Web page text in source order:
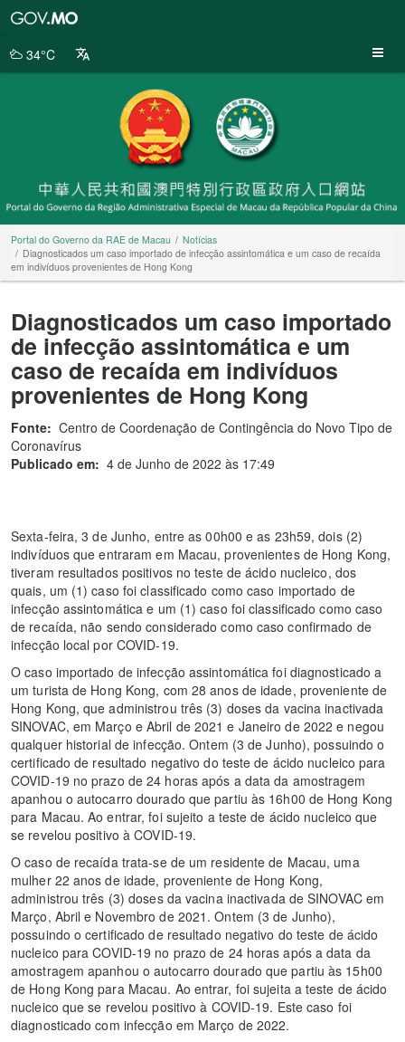
da
34°C
Portal do Governo da RAE de Macau
Notícias
Diagnosticados um caso importado de infecção assintomática e um caso de recaída
em indivíduos provenientes de Hong Kong
Diagnosticados um caso importado
de infecção assintomática e um
caso de recaída em indivíduos
provenientes de Hong Kong
Fonte: Centro de Coordenação de Contingência do Novo Tipo de
Coronavírus
Publicado em: 4 de Junho de 2022 às 17:49
Sexta-feira, 3 de Junho, entre as 00h00 e as 23h59, dois (2)
indivíduos que entraram em Macau, provenientes de Hong Kong,
tiveram resultados positivos no teste de ácido nucleico, dos
quais, um (1) caso foi classificado como caso importado de
infecção assintomática e um (1) caso foi classificado como caso
de recaída, não sendo considerado como caso confirmado de
infecção local por COVID-19.
O caso importado de infecção assintomática foi diagnosticado a
um turista de Hong Kong, com 28 anos de idade, proveniente de
Hong Kong, que administrou três (3) doses da vacina inactivada
SINOVAC, em Março e Abril de 2021 e Janeiro de 2022 e negou
qualquer historial de infecção. Ontem (3 de Junho), possuindo o
certificado de resultado negativo do teste de ácido nucleico para
COVID-19 no prazo de 24 horas após a data da amostragem
apanhou o autocarro dourado que partiu às 16h00 de Hong Kong
para Macau. Ao entrar, foi sujeito a teste de ácido nucleico que
se revelou positivo à COVID-19.
O caso de recaída trata-se de um residente de Macau, uma
mulher 22 anos de idade, proveniente de Hong Kong,
administrou três (3) doses da vacina inactivada de SINOVAC em
Março, Abril e Novembro de 2021. Ontem (3 de Junho),
possuindo o certificado de resultado negativo do teste de ácido
nucleico para COVID-19 no prazo de 24 horas após a data da
amostragem apanhou o autocarro dourado que partiu às 15h00
de Hong Kong para Macau. Ao entrar, foi sujeita a teste de ácido
nucleico que se revelou positivo à COVID-19. Este caso foi
diagnosticado com infecção em Março de 2022.